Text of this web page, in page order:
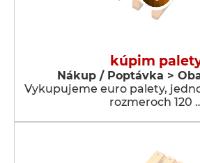
kúpim
Nákup / Poptávka >
Vykupujeme euro palety,
rozmeroch 120